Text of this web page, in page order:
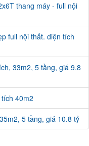
thang máy - full nội
full nội thất. diện tích
33m2, 5 tầng, giá 9.8
40m2
5 tầng, giá 10.8 tỷ